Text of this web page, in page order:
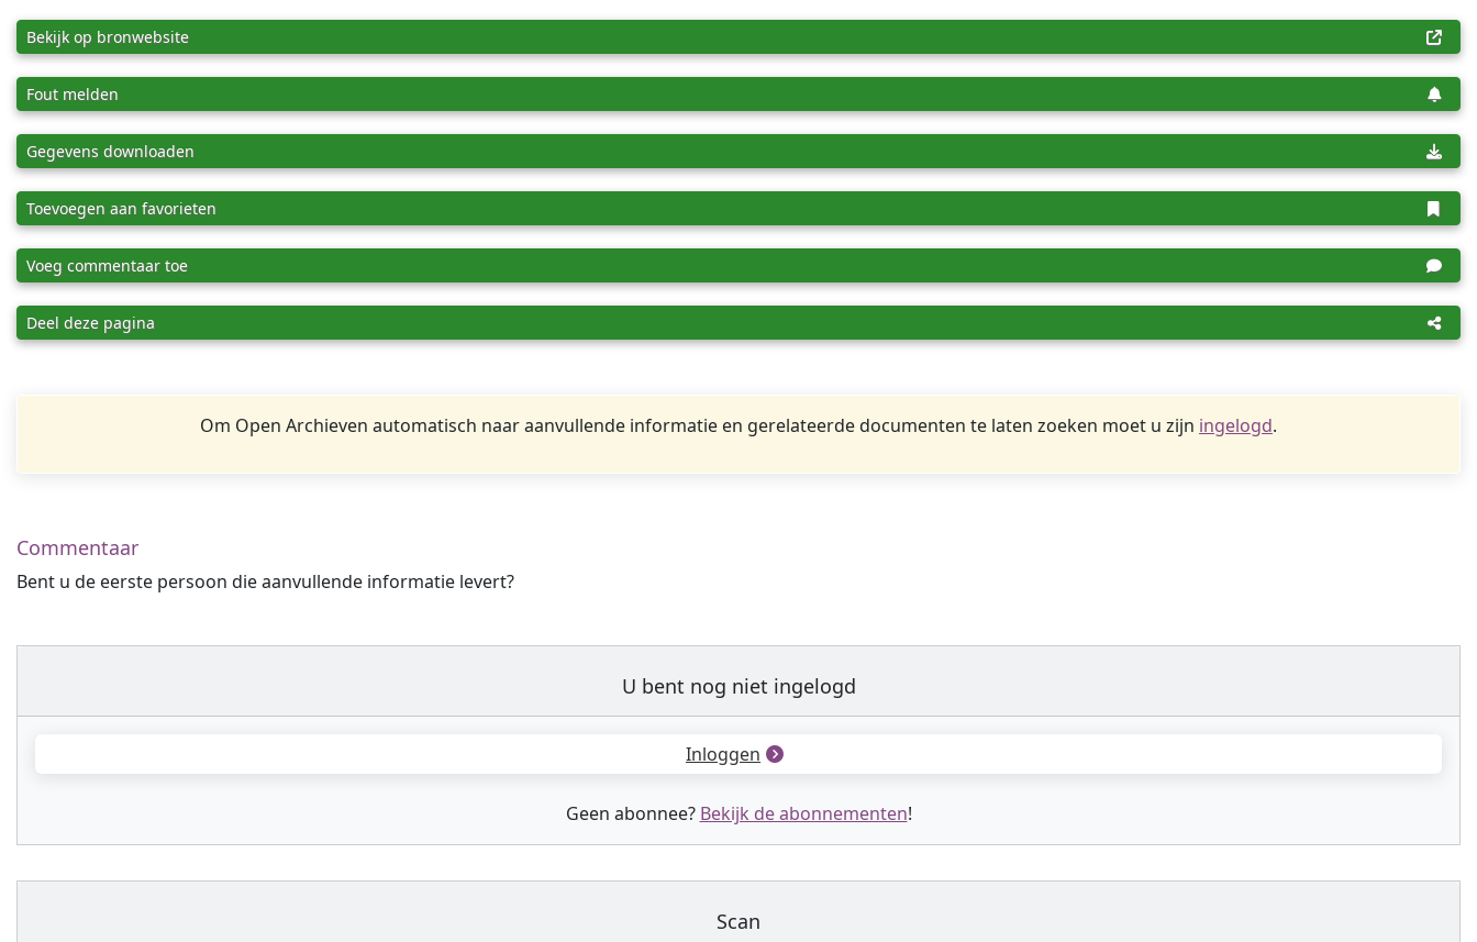
Bekijk op bronwebsite
Fout melden
Gegevens downloaden
Toevoegen aan favorieten
Voeg commentaar toe
Deel deze pagina
Om Open Archieven automatisch naar aanvullende informatie en gerelateerde documenten te laten zoeken moet u zijn ingelogd.
Commentaar
Bent u de eerste persoon die aanvullende informatie levert?
U bent nog niet ingelogd
Inloggen
Geen abonnee? Bekijk de abonnementen!
Scan